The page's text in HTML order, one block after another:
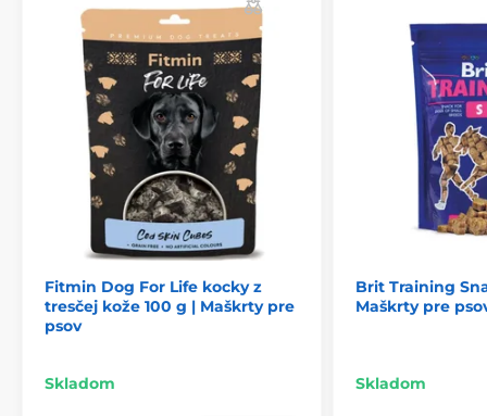
Fitmin Dog For Life kocky z
tresčej kože 100 g | Maškrty pre
psov
Skladom
Brit Training
Maškrty pre
Skladom